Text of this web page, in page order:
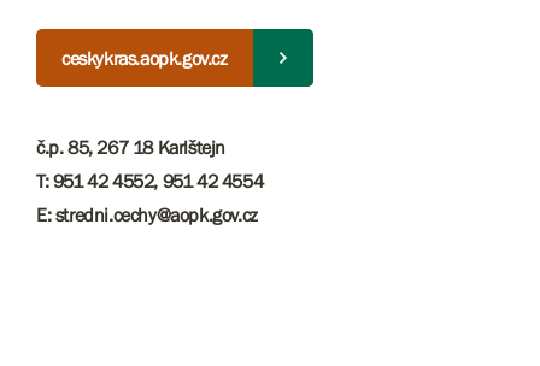
ceskykras.aopk.gov.cz
č.p. 85, 267 18 Karlštejn
T: 951 42 4552, 951 42 4554
E: stredni.cechy@aopk.gov.cz